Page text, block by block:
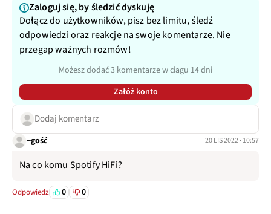
Zaloguj się, by śledzić dyskuję
Dołącz do użytkowników, pisz bez limitu, śledź
odpowiedzi oraz reakcje na swoje komentarze. Nie
przegap ważnych rozmów!
Możesz dodać 3 komentarze w ciągu 14 dni
Załóż konto
Dodaj komentarz
~gość 20 LIS 2022 · 10:57
Na co komu Spotify HiFi?
Odpowiedz 0 0